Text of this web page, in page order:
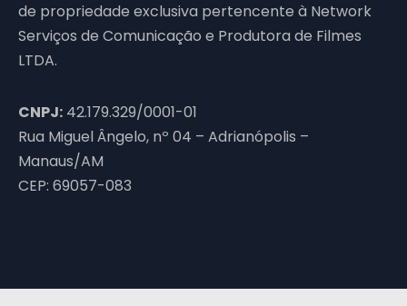
de propriedade exclusiva pertencente à Network
Serviços de Comunicação e Produtora de Filmes
LTDA.
CNPJ: 42.179.329/0001-01
Rua Miguel Ângelo, nº 04 – Adrianópolis –
Manaus/AM
CEP: 69057-083